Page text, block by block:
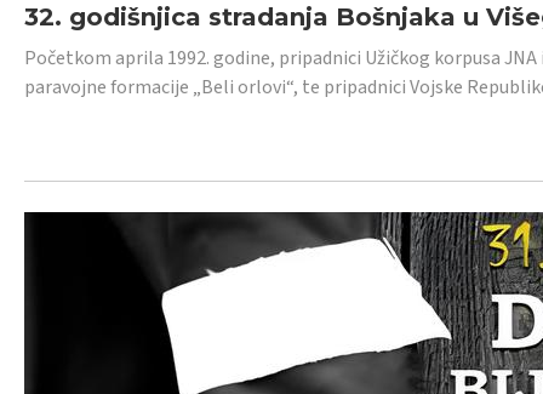
32. godišnjica stradanja Bošnjaka u
Početkom aprila 1992. godine, pripadnici Užičkog korpusa
paravojne formacije „Beli orlovi“, te pripadnici Vojske